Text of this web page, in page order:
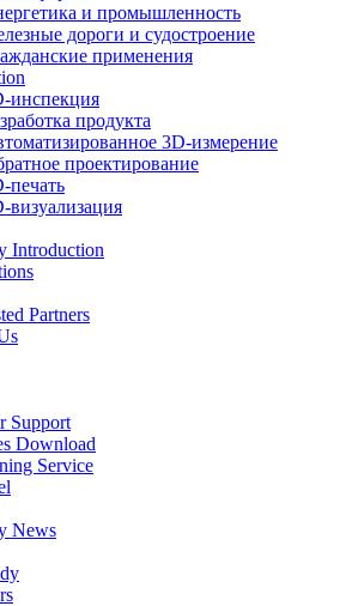
и промышленность
дороги и судостроение
применения
инспекция
продукта
3D-измерение
проектирование
печать
визуализация
Introduction
Partners
Support
Download
Service
News